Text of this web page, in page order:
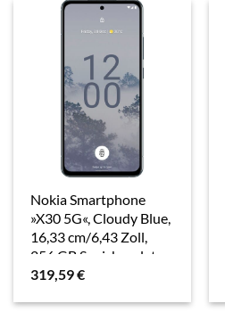
Nokia Smartphone
»X30 5G«, Cloudy Blue,
16,33 cm/6,43 Zoll,
256 GB Speicherplatz,
50 MP Kamera
319,59€